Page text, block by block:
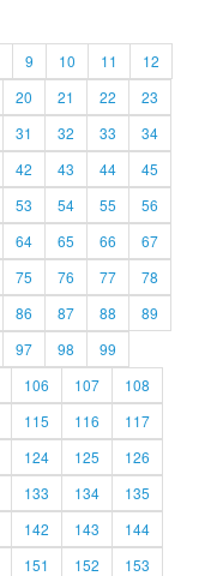
9 10 11
12
20 21 22
23
31 32 33
34
42 43 44
45
53 54 55
56
64 65 66
67
75 76 77
78
86 87 88
89
97 98
99
106 107
108
115 116
117
124 125
126
133 134
135
142 143
144
151 152
153